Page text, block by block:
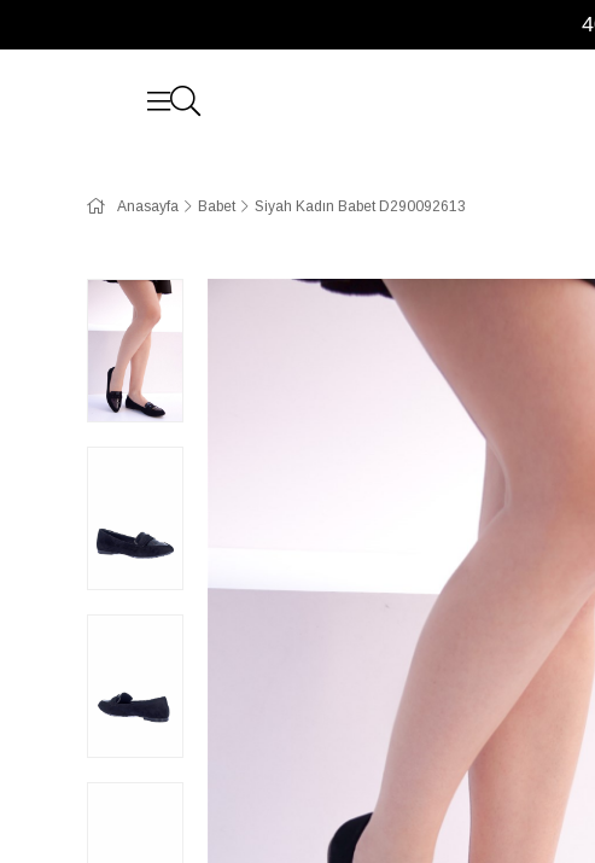
Anasayfa Babet Siyah Kadın Babet D290092613